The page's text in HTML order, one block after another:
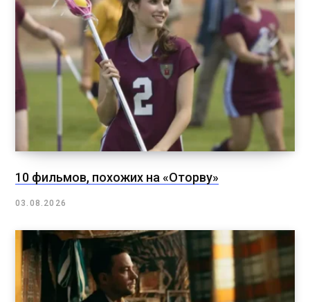
10 фильмов, похожих на «Оторву»
03.08.2026